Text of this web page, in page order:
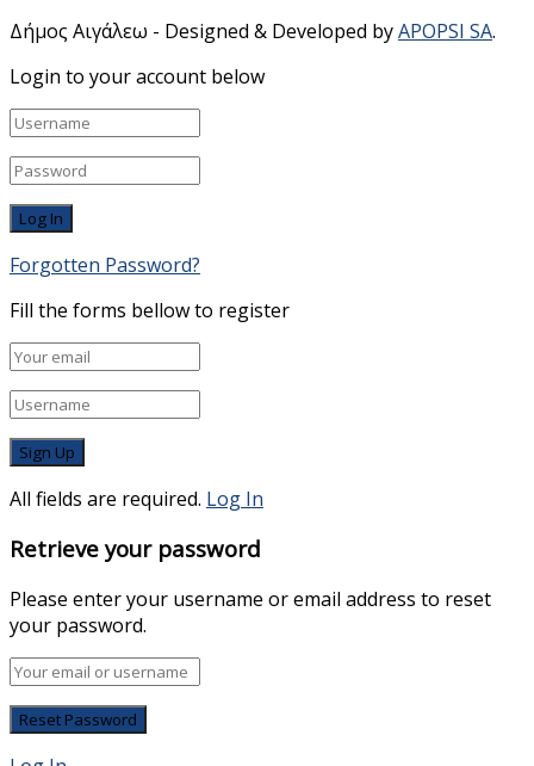
Δήμος Αιγάλεω - Designed & Developed byAPOPSI SA.
Login to your account below
Forgotten Password?
Fill the forms bellow to register
All fields are required. Log In
Retrieve your password
Please enter your username or email address to reset
your password.